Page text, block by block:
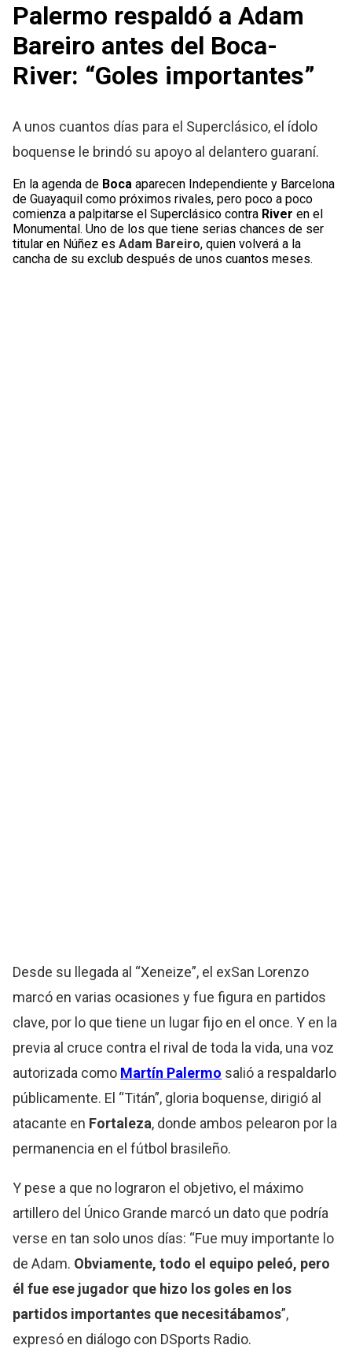
Palermo respaldó a Adam
Bareiro antes del Boca-
River: “Goles importantes”
A unos cuantos días para el Superclásico, el ídolo
boquense le brindó su apoyo al delantero guaraní.
En la agenda de Bocaaparecen Independiente y Barcelona
de Guayaquil como próximos rivales, pero poco a poco
comienza a palpitarse el Superclásico contra Riveren el
Monumental. Uno de los que tiene serias chances de ser
titular en Núñez esAdam Bareiro, quien volverá a la
cancha de su exclub después de unos cuantos meses.
Desde su llegada al “Xeneize”, el exSan Lorenzo
marcó en varias ocasiones y fue figura en partidos
clave, por lo que tiene un lugar fijo en el once. Y en la
previa al cruce contra el rival de toda la vida, una voz
autorizada como Martín Palermo salió a respaldarlo
públicamente. El “Titán”, gloria boquense, dirigió al
atacante en Fortaleza, donde ambos pelearon por la
permanencia en el fútbol brasileño.
Y pese a que no lograron el objetivo, el máximo
artillero del Único Grande marcó un dato que podría
verse en tan solo unos días: “Fue muy importante lo
de Adam. Obviamente, todo el equipo peleó, pero
él fue ese jugador que hizo los goles en los
partidos importantes que necesitábamos”,
expresó en diálogo con DSports Radio.